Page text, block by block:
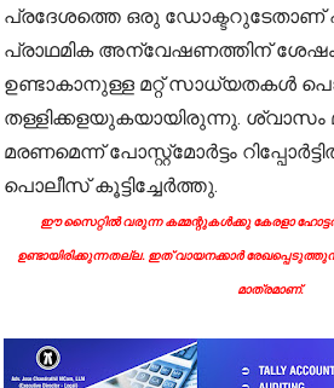
പ്രദേശത്തെ ഒരു ഡോക്ടറുടേതാണ്
പ്രാഥമിക അന്വേഷണത്തിന്
ഉണ്ടാകാനുള്ള മറ്റ് സാധ്യതകൾ
തള്ളിക്കളയുകയായിരുന്നു. ശ്വാസം
മരണമെന്ന് പോസ്റ്റ്മോർട്ടം
പൊലീസ് കൂട്ടിച്ചേ‌‍ർത്തു.
ഈ സൈറ്റിൽ വരുന്ന കമ്മന്റുകൾക്കു കേരളാ
ഉണ്ടായിരിക്കുന്നതല്ല. ഇത് വായനക്കാർ
മാത്രമാണ്.